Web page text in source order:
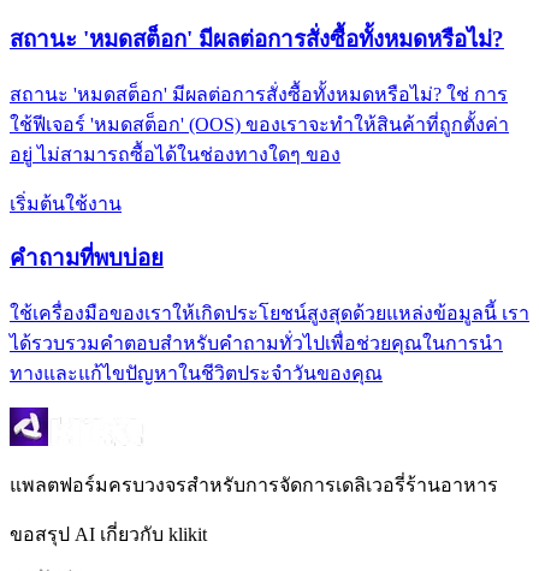
สถานะ 'หมดสต็อก' มีผลต่อการสั่งซื้อทั้งหมดหรือไม่?
สถานะ 'หมดสต็อก' มีผลต่อการสั่งซื้อทั้งหมดหรือไม่? ใช่ การ
ใช้ฟีเจอร์ 'หมดสต็อก' (OOS) ของเราจะทำให้สินค้าที่ถูกตั้งค่า
อยู่ ไม่สามารถซื้อได้ในช่องทางใดๆ ของ
เริ่มต้นใช้งาน
คำถามที่พบบ่อย
ใช้เครื่องมือของเราให้เกิดประโยชน์สูงสุดด้วยแหล่งข้อมูลนี้ เรา
ได้รวบรวมคำตอบสำหรับคำถามทั่วไปเพื่อช่วยคุณในการนำ
ทางและแก้ไขปัญหาในชีวิตประจำวันของคุณ
แพลตฟอร์มครบวงจรสำหรับการจัดการเดลิเวอรี่ร้านอาหาร
ขอสรุป AI เกี่ยวกับ klikit